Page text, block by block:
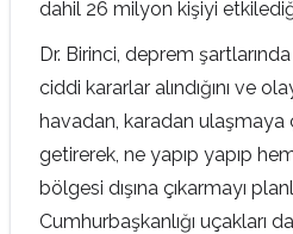
dahil 26 milyon kişiyi
Dr. Birinci, deprem
ciddi kararlar alındığını ve
havadan, karadan ulaşmaya
getirerek, ne yapıp yapıp
bölgesi dışına çıkarmayı
Cumhurbaşkanlığı uçakları